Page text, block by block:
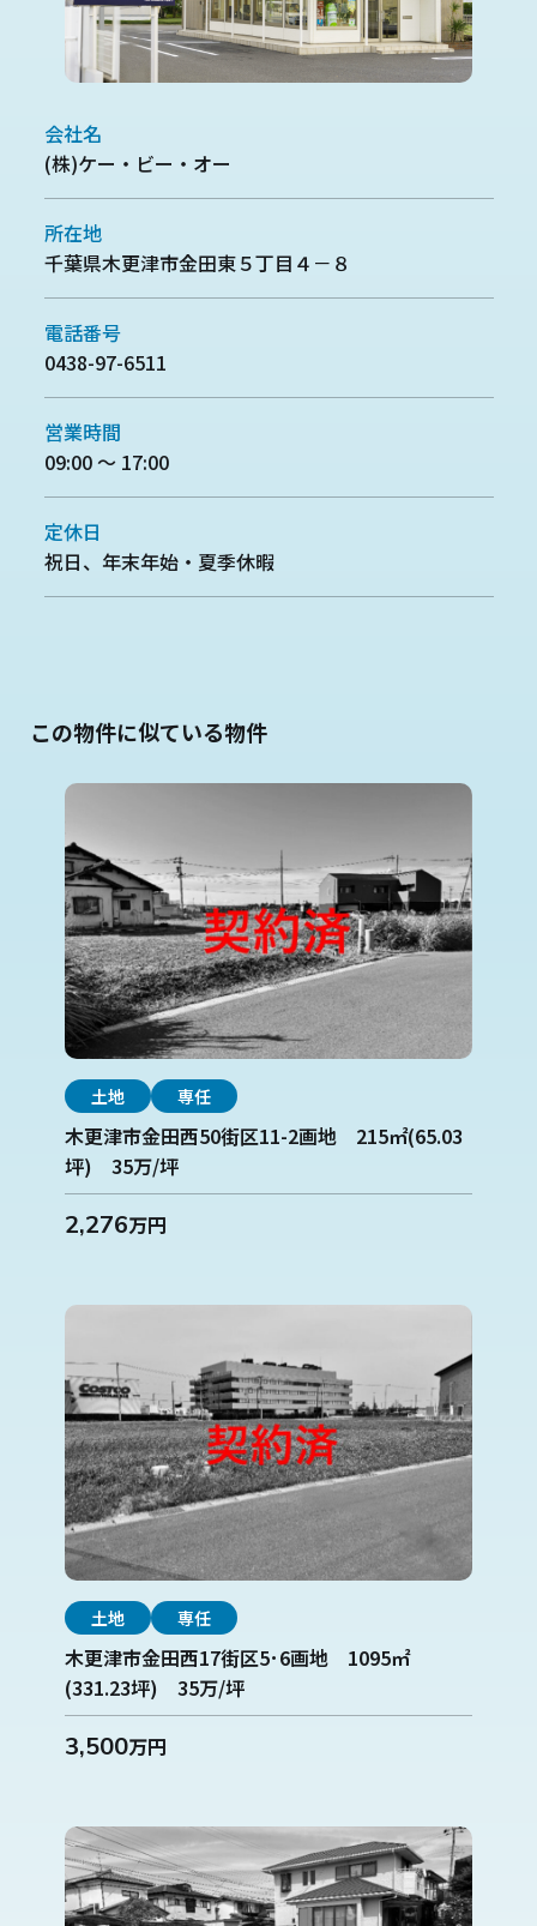
会社名
(株)ケー・ビー・オー
所在地
千葉県木更津市金田東５丁目４－８
電話番号
0438-97-6511
営業時間
09:00 ～ 17:00
定休日
祝日、年末年始・夏季休暇
この物件に似ている物件
土地 専任
木更津市金田西50街区11-2画地 215㎡(65.03
坪) 35万/坪
2,276万円
土地 専任
木更津市金田西17街区5･6画地 1095㎡
(331.23坪) 35万/坪
3,500万円